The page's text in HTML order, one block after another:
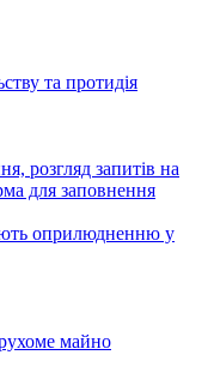
та протидія
розгляд запитів на
для заповнення
оприлюдненню у
майно